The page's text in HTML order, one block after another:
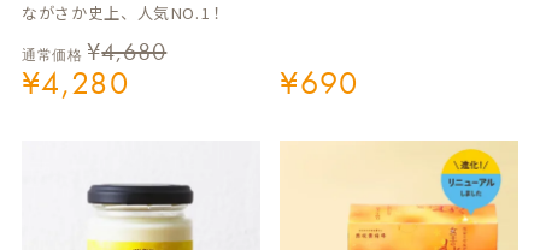
ながさか史上、人気NO.1！
通常価格 ¥4,680
¥4,280 ¥690